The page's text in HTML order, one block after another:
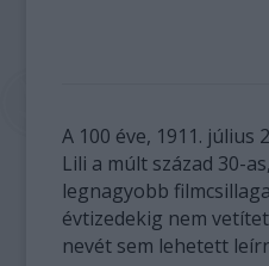
A 100 éve, 1911.
Lili a múlt század 30-
legnagyobb
évtizedekig nem
nevét sem lehetett